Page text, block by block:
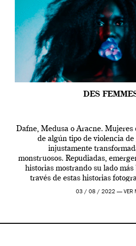
DES
Dafne, Medusa o Aracne. Mujeres
de algún tipo de violencia
injustamente
monstruosos. Repudiadas,
historias mostrando su lado más
través de estas historias
Lavandera.
03 / 08 / 2022 — VER